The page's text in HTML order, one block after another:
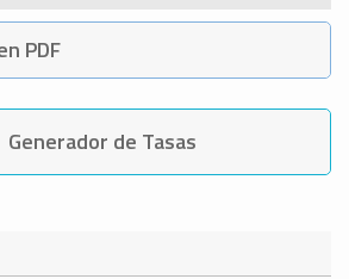
PDF
Generador de Tasas